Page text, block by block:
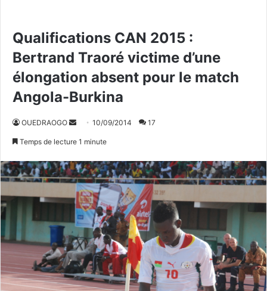
Qualifications CAN 2015 :
Bertrand Traoré victime d’une
élongation absent pour le match
Angola-Burkina
OUEDRAOGO
o
y
e
r
u
n
c
o
u
10/09/2014 17
Temps de lecture 1 minute